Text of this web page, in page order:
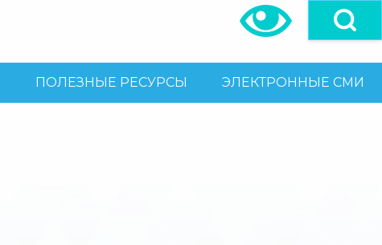
ПОЛЕЗНЫЕ РЕСУРСЫ ЭЛЕКТРОННЫЕ СМИ